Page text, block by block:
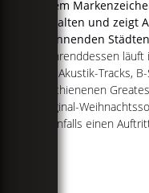
ihrem
gehalten und zeigt
brennenden
Währenddessen
von Akustik-Tracks,
erschienenen
Original-
ebenfalls einen